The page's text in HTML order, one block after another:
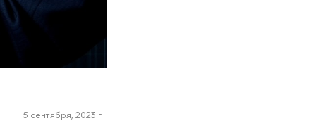
5 сентября, 2023 г.